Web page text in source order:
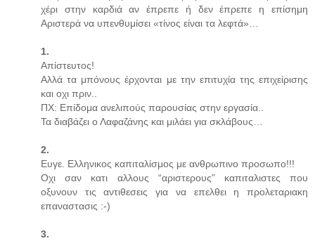
χέρι στην καρδιά αν έπρεπε ή δεν έπρεπε η επίσημη
Αριστερά να υπενθυμίσει «τίνος είναι τα λεφτά»…
1.
Απίστευτος!
Αλλά τα μπόνους έρχονται με την επιτυχία της επιχείρισης
και οχι πριν..
ΠΧ: Επίδομα ανελιπούς παρουσίας στην εργασία..
Τα διαβάζει ο Λαφαζάνης και μιλάει για σκλάβους…
2.
Ευγε. Ελληνικος καπιταλίσμος με ανθρωπινο προσωπο!!!
Οχι σαν κατι αλλους “αριστερους” καπιταλιστες που
οξυνουν τις αντιθεσεις για να επελθει η προλεταριακη
επαναστασις :-)
3.